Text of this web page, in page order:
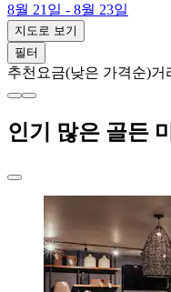
8월 21일 - 8월 23일
지도로 보기
필터
추천 요금(낮은 가격순)거
인기 많은 골든